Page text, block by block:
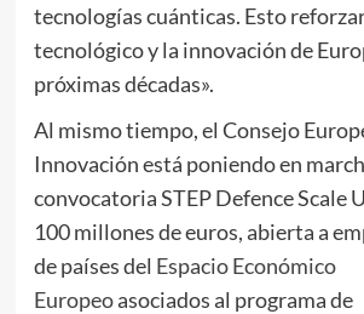
tecnologías cuánticas. Esto
tecnológico y la innovación de
próximas décadas».
Al mismo tiempo, el Consejo
Innovación está poniendo en
convocatoria STEP Defence Scale
100 millones de euros, abierta a
de países del Espacio Económico
Europeoasociados al programa de